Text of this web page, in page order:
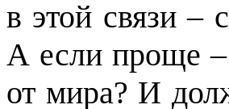
в этой связи –
А если проще –
от мира? И